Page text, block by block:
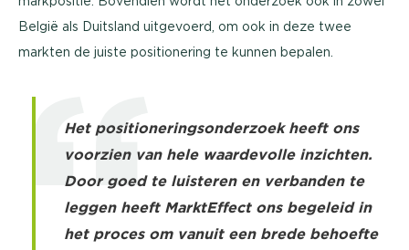
België als Duitsland uitgevoerd, om ook in deze twee
markten de juiste positionering te kunnen bepalen.
Het positioneringsonderzoek heeft ons
voorzien van hele waardevolle inzichten.
Door goed te luisteren en verbanden te
leggen heeft MarktEffect ons begeleid in
het proces om vanuit een brede behoefte